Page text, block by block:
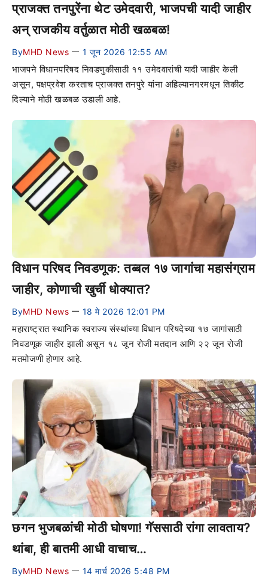
प्राजक्त तनपुरेंना थेट उमेदवारी, भाजपची यादी जाहीर
अन् राजकीय वर्तुळात मोठी खळबळ!
ByMHD News — 1 जून 2026 12:55 AM
भाजपने विधानपरिषद निवडणुकीसाठी ११ उमेदवारांची यादी जाहीर केली
असून, पक्षप्रवेश करताच प्राजक्त तनपुरे यांना अहिल्यानगरमधून तिकीट
दिल्याने मोठी खळबळ उडाली आहे.
विधान परिषद निवडणूक: तब्बल १७ जागांचा महासंग्राम
जाहीर, कोणाची खुर्ची धोक्यात?
ByMHD News — 18 मे 2026 12:01 PM
महाराष्ट्रात स्थानिक स्वराज्य संस्थांच्या विधान परिषदेच्या १७ जागांसाठी
निवडणूक जाहीर झाली असून १८ जून रोजी मतदान आणि २२ जून रोजी
मतमोजणी होणार आहे.
छगन भुजबळांची मोठी घोषणा! गॅससाठी रांगा लावताय?
थांबा, ही बातमी आधी वाचाच…
ByMHD News — 14 मार्च 2026 5:48 PM